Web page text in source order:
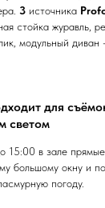
3 источника
стойка журавль,
модульный диван
для
светом
15:00 в зале прямые
большому окну и
погоду.